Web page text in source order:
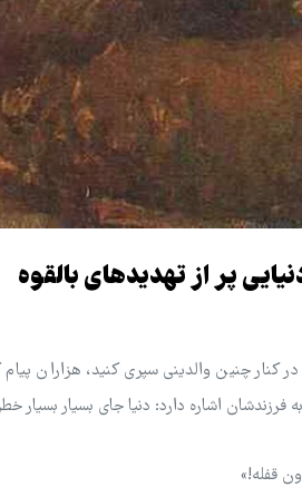
پر از تهدیدهای بالقوه
کنار چنین والدینی سپری کنید، هزاران
فرزندشان اشاره دارد: دنیا جای بسیار
قفله!»